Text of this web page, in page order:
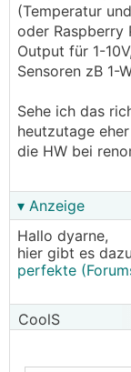
(Temperatur
oder Raspberry
Output für 1-
Sensoren zB 1-
Sehe ich das
heutzutage
die HW bei
▾ Anzeige
Hallo dyarne,
hier gibt es
perfekte
CoolS